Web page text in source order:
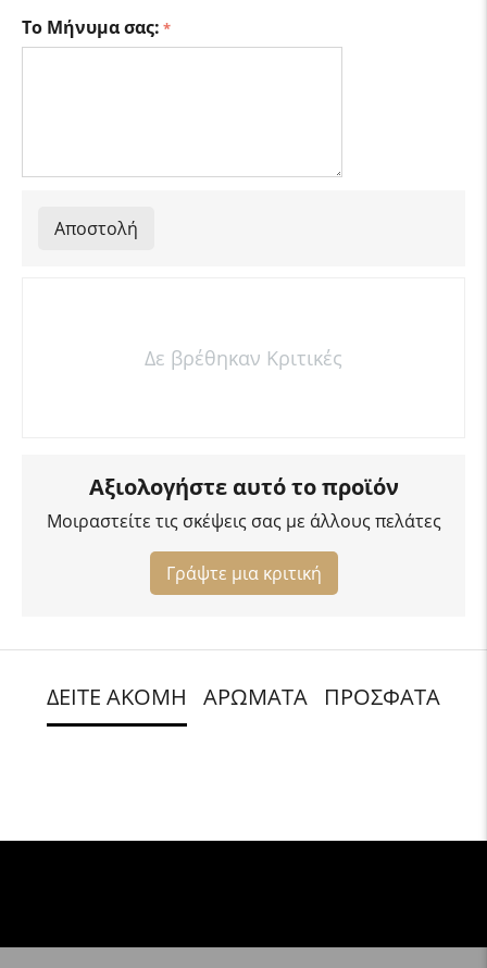
Το Μήνυμα σας:
Αποστολή
Δε βρέθηκαν Κριτικές
Αξιολογήστε αυτό το προϊόν
Μοιραστείτε τις σκέψεις σας με άλλους πελάτες
Γράψτε μια κριτική
ΔΕΙΤΕ ΑΚΟΜΗ ΑΡΩΜΑΤΑ ΠΡΟΣΦΑΤΑ